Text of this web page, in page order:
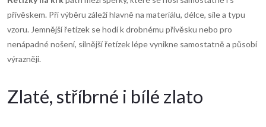
p
r
v
k
á
n
í
přívěskem. Při výběru záleží hlavně na materiálu, délce, síle a typu
vzoru. Jemnější řetízek se hodí k drobnému přívěsku nebo pro
nenápadné nošení, silnější řetízek lépe vynikne samostatně a působí
výrazněji.
Zlaté, stříbrné i bílé zlato